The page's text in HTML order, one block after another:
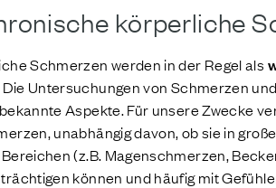
körperliche
Schmerzen werden in der Regel als
Die Untersuchungen von Schmerzen
Aspekte. Für unsere Zwecke
unabhängig davon, ob sie in
(z.B. Magenschmerzen,
können und häufig mit